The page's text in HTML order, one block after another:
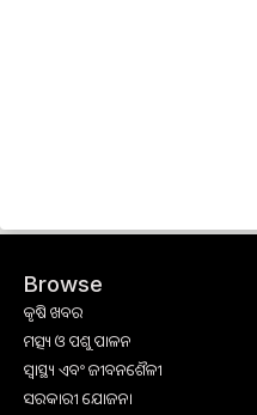
Browse
କୃଷି ଖବର
ମତ୍ସ୍ୟ ଓ ପଶୁ ପାଳନ
ସ୍ୱାସ୍ଥ୍ୟ ଏବଂ ଜୀବନଶୈଳୀ
ସରକାରୀ ଯୋଜନା